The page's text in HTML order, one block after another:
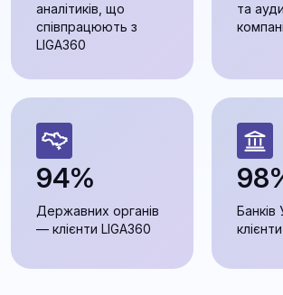
аналітиків, що
співпрацюють з
LIGA360
та
94%
Державних органів
— клієнти LIGA360
Банків